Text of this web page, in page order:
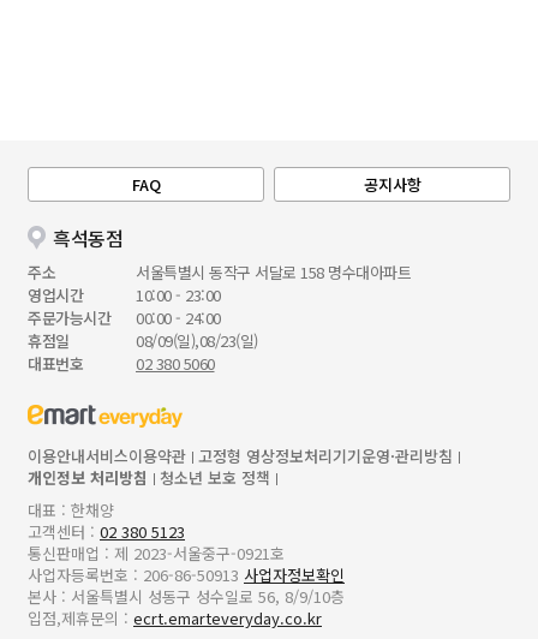
FAQ 공지사항
흑석동점
주소
서울특별시 동작구 서달로 158 명수대아파트
영업시간
10:00 - 23:00
주문가능시간
00:00 - 24:00
휴점일
08/09(일),08/23(일)
대표번호
02 380 5060
이용안내서비스이용약관 고정형 영상정보처리기기운영·관리방침
개인정보 처리방침
청소년 보호 정책
대표 : 한채양
고객센터 : 02 380 5123
통신판매업 : 제 2023-서울중구-0921호
사업자등록번호 : 206-86-50913 사업자정보확인
본사 : 서울특별시 성동구 성수일로 56, 8/9/10층
입점,제휴문의 : ecrt.emarteveryday.co.kr